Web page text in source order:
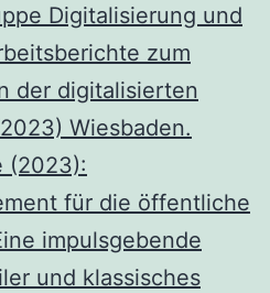
Digitalisierung und
zum
der digitalisierten
Wiesbaden.
(2023):
für die öffentliche
impulsgebende
und klassisches